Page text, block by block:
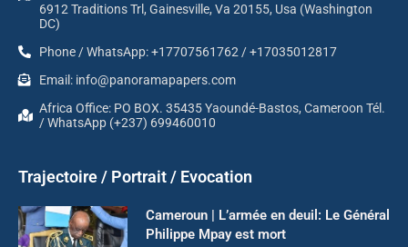
6912 Traditions Trl, Gainesville, Va 20155, Usa (Washington
DC)
Phone / WhatsApp: +17707561762 / +17035012817
Email: info@panoramapapers.com
Africa Office: PO BOX. 35435 Yaoundé-Bastos, Cameroon Tél.
/ WhatsApp (+237) 699460010
Trajectoire / Portrait / Evocation
Cameroun | L’armée en deuil: Le Général
Philippe Mpay est mort